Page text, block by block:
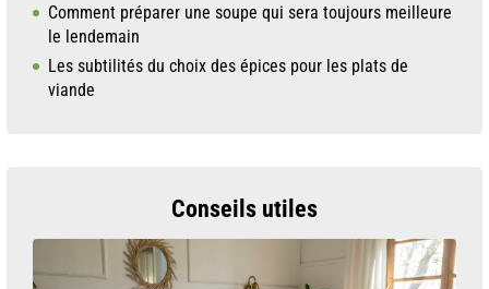
Comment préparer une soupe qui sera toujours meilleure
le lendemain
Les subtilités du choix des épices pour les plats de
viande
Conseils utiles